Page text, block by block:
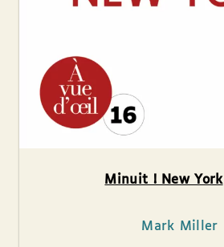
Minuit ! New York
Mark Miller